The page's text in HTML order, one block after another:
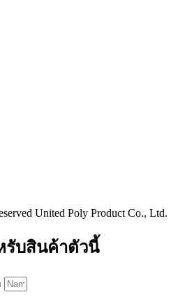
United Poly Product Co., Ltd.
รับสินค้าตัวนี้